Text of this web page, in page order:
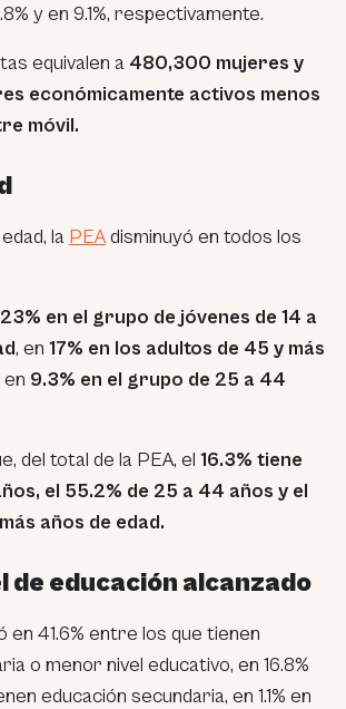
y en 9.1%, respectivamente.
equivalen a 480,300 mujeres y
económicamente activos menos
móvil.
la PEAdisminuyó en todos los
23% en el grupo de jóvenes de 14 a
, en 17% en los adultos de 45 y más
en 9.3% en el grupo de 25 a 44
del total de la PEA, el 16.3% tiene
el 55.2% de 25 a 44 años y el
años de edad.
de educación alcanzado
en 41.6% entre los que tienen
o menor nivel educativo, en 16.8%
educación secundaria, en 1.1% en